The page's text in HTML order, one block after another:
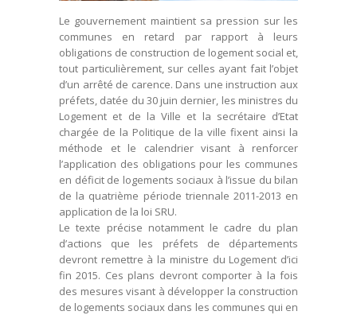
Le gouvernement maintient sa pression sur les
communes en retard par rapport à leurs
obligations de construction de logement social et,
tout particulièrement, sur celles ayant fait l’objet
d’un arrêté de carence. Dans une instruction aux
préfets, datée du 30 juin dernier, les ministres du
Logement et de la Ville et la secrétaire d’Etat
chargée de la Politique de la ville fixent ainsi la
méthode et le calendrier visant à renforcer
l’application des obligations pour les communes
en déficit de logements sociaux à l’issue du bilan
de la quatrième période triennale 2011-2013 en
application de la loi SRU.
Le texte précise notamment le cadre du plan
d’actions que les préfets de départements
devront remettre à la ministre du Logement d’ici
fin 2015. Ces plans devront comporter à la fois
des mesures visant à développer la construction
de logements sociaux dans les communes qui en